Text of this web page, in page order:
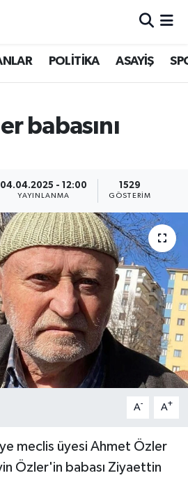
POLİTİKA ASAYİŞ
babasını
04.04.2025 - 12:00
YAYINLANMA
1529
GÖSTERIM
A- A+
meclis üyesi Ahmet Özler
Özler'in babası Ziyaettin
ve Fikstür